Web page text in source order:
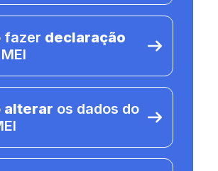
fazer declaração
MEI
alterar os dados do